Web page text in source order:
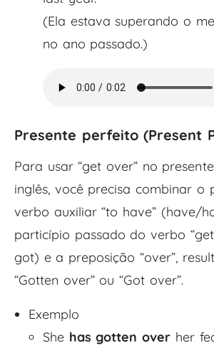
(Ela estava superando o
no ano passado.)
Presente perfeito (Present
Para usar “get over” no
inglês, você precisa combinar o
verbo auxiliar “to have” (have/
particípio passado do verbo
got) e a preposição “over”,
“Gotten over” ou “Got over”.
Exemplo
She has gotten over her